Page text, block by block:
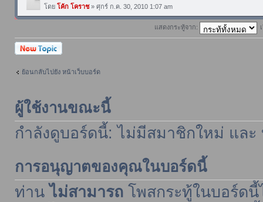
โดย โค้ก โคราช» ศุกร์ ก.ค. 30, 2010 1:07 am
แสดงกระทู้จาก:
ตั้งกระทู้ใหม่
ย้อนกลับไปยัง หน้าเว็บบอร์ด
ผู้ใช้งานขณะนี้
กำลังดูบอร์ดนี้: ไม่มีสมาชิกใหม่ แล
การอนุญาตของคุณในบอร์ดนี้
ท่าน ไม่สามารถโพสกระทู้ในบอร์ดนี้